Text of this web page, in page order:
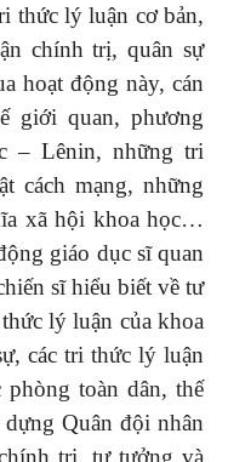
thức lý luận cơ bản,
chính trị, quân sự
hoạt động này, cán
giới quan, phương
– Lênin, những tri
cách mạng, những
xã hội khoa học…
giáo dục sĩ quan
sĩ hiểu biết về tư
lý luận của khoa
các tri thức lý luận
toàn dân, thế
Quân đội nhân
trị, tư tưởng và